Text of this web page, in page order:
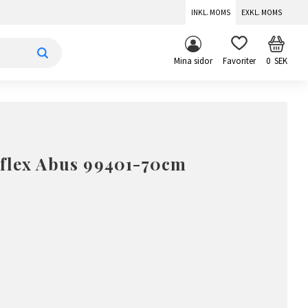
INKL. MOMS EXKL. MOMS
Mina sidor FAVORITER 0SEK
Abus 99401-70cm